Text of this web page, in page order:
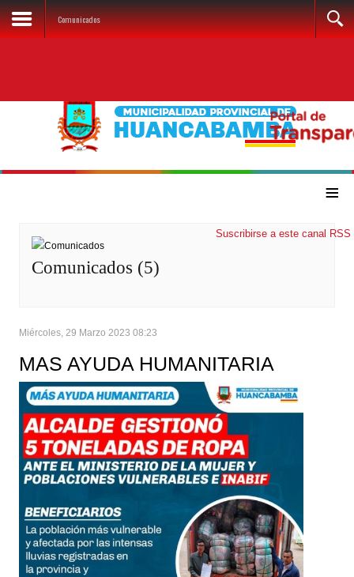
Comunicados
≡
Suscribirse a este canal RSS
Comunicados (5)
Miércoles, 29 Marzo 2023 08:23
MAS AYUDA HUMANITARIA